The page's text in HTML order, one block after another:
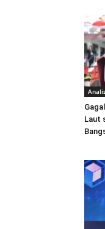
Laut